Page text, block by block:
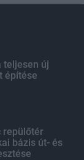
teljesen új
építése
repülőtér
bázis út- és